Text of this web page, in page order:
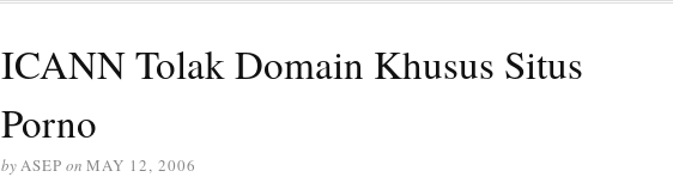
ICANN Tolak Domain Khusus Situs
Porno
byASEP on MAY 12, 2006